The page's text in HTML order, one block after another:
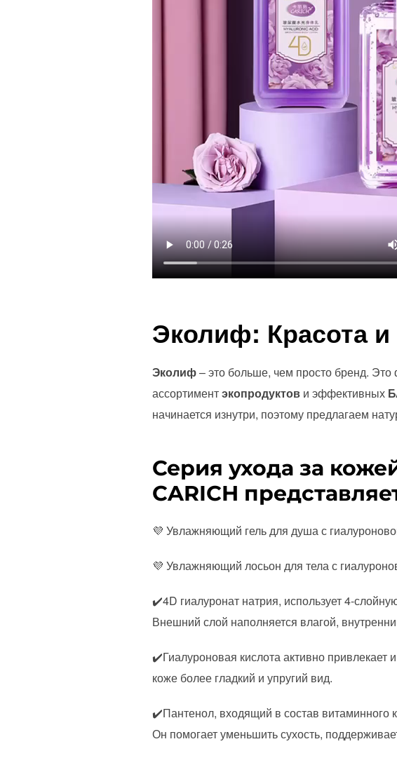
Эколиф: Красота
Эколиф– это больше, чем просто бренд.
ассортиментэкопродуктов и эффективных
начинается изнутри, поэтому предлагаем
Серия ухода за
CARICH
💜 Увлажняющий гель для душа с
💜 Увлажняющий лосьон для тела с
✔️4D гиалуронат натрия, использует 4-
Внешний слой наполняется влагой,
✔️Гиалуроновая кислота активно привлекает
коже более гладкий и упругий вид.
✔️Пантенол, входящий в состав витаминного
Он помогает уменьшить сухость,